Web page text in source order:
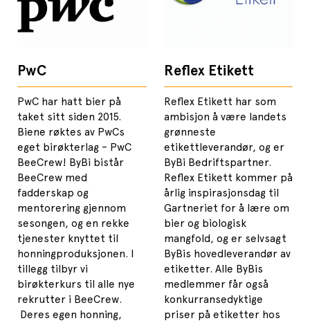
PwC
PwC har hatt bier på
taket sitt siden 2015.
Biene røktes av PwCs
eget birøkterlag – PwC
BeeCrew! ByBi bistår
BeeCrew med
fadderskap og
mentorering gjennom
sesongen, og en rekke
tjenester knyttet til
honningproduksjonen. I
tillegg tilbyr vi
birøkterkurs til alle nye
rekrutter i BeeCrew.
Deres egen honning,
Reflex Etikett
Reflex Etikett har som
ambisjon å være landets
grønneste
etikettleverandør, og er
ByBi Bedriftspartner.
Reflex Etikett kommer på
årlig inspirasjonsdag til
Gartneriet for å lære om
bier og biologisk
mangfold, og er selvsagt
ByBis hovedleverandør av
etiketter. Alle ByBis
medlemmer får også
konkurransedyktige
priser på etiketter hos